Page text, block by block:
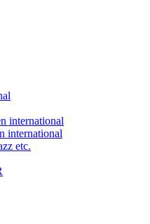
international
international
etc.